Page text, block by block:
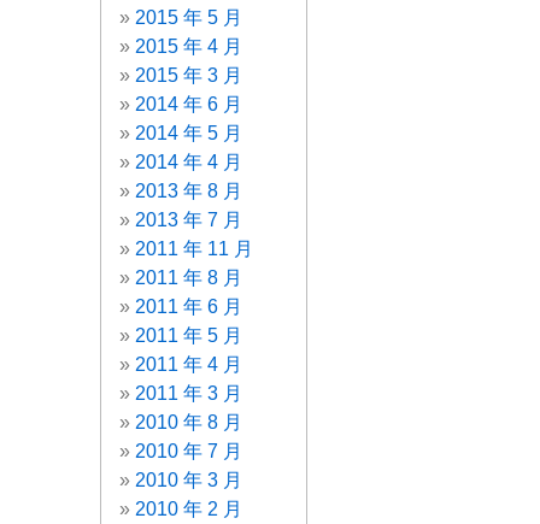
2015 年 5 月
2015 年 4 月
2015 年 3 月
2014 年 6 月
2014 年 5 月
2014 年 4 月
2013 年 8 月
2013 年 7 月
2011 年 11 月
2011 年 8 月
2011 年 6 月
2011 年 5 月
2011 年 4 月
2011 年 3 月
2010 年 8 月
2010 年 7 月
2010 年 3 月
2010 年 2 月